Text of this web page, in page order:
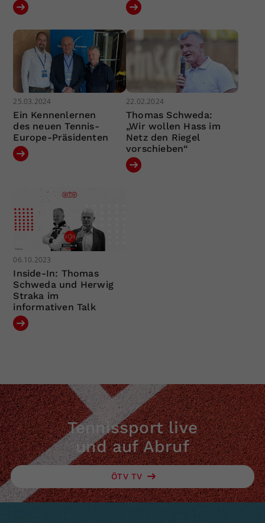
25.03.2024
Ein Kennenlernen
des neuen Tennis-
Europe-Präsidenten
22.02.2024
Thomas Schweda:
„Wir wollen Hass im
Netz den Riegel
vorschieben“
06.10.2023
Inside-In: Thomas
Schweda und Herwig
Straka im
informativen Talk
Tennissport live
und auf Abruf
ÖTV TV